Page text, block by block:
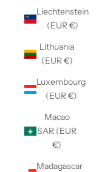
Liechtenstein
(EUR €)
Lithuania
(EUR €)
Luxembourg
(EUR €)
Macao
SAR (EUR
€)
Madagascar